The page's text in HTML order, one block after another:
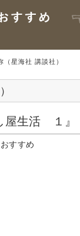
（星海社 講談社）
屋生活 １
すすめ